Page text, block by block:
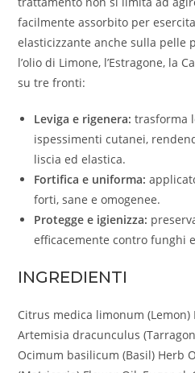
facilmente assorbito per
elasticizzante anche sulla pelle
l’olio di Limone, l’Estragone, la
su tre fronti:
Leviga e rigenera: trasforma
ispessimenti cutanei,
liscia ed elastica.
Fortifica e uniforma:
forti, sane e omogenee.
Protegge e igienizza:
efficacemente contro funghi
INGREDIENTI
Citrus medica limonum (Lemon)
Artemisia dracunculus
Ocimum basilicum (Basil) Herb